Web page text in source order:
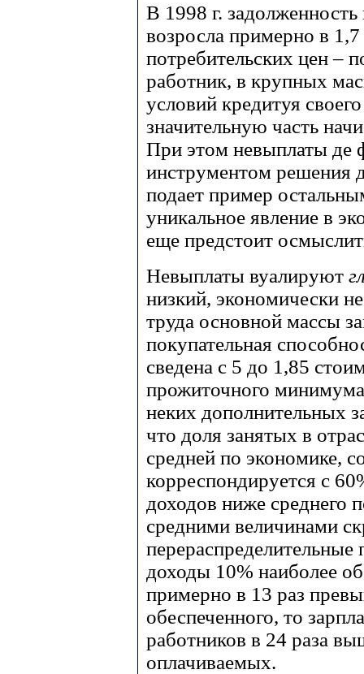
В 1998 г.
возросла примерно в
потребительских цен –
работник, в крупных
условий кредитуя
значительную часть
При этом невыплаты де
инструментом решения
подает пример
уникальное явление в
еще предстоит
Невыплаты вуалируют
низкий, экономически
труда основной массы
покупательная
сведена с 5 до 1,85
прожиточного
неких дополнительных
что доля занятых в
средней по экономике,
корреспондируется с
доходов ниже среднего
средними величинами
доходы 10% наиболее
примерно в 13 раз
обеспеченного, то
работников в 24 раза
оплачиваемых.